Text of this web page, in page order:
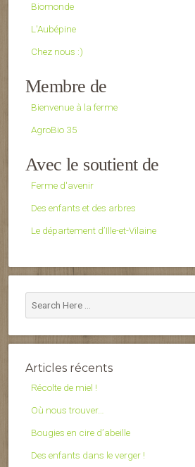
Biomonde
L'Aubépine
Chez nous :)
Membre de
Bienvenue à la ferme
AgroBio 35
Avec le soutient de
Ferme d'avenir
Des enfants et des arbres
Le département d’Ille-et-Vilaine
Articles récents
Récolte de miel !
Où nous trouver…
Bougies en cire d’abeille
Des enfants dans le verger !